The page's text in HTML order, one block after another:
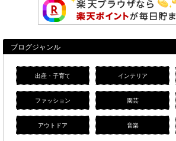
ブログジャンル
出産・子育て インテリア
ファッション 園芸
アウトドア 音楽